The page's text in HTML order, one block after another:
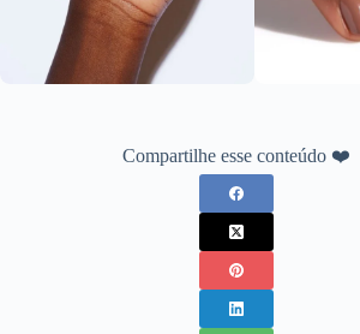
Compartilhe esse conteúdo ❤️